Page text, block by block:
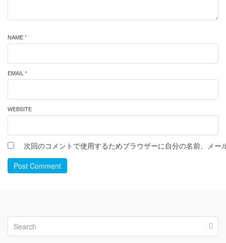
NAME *
EMAIL *
WEBSITE
次回のコメントで使用するためブラウザーに自分の名前、メー
Post Comment